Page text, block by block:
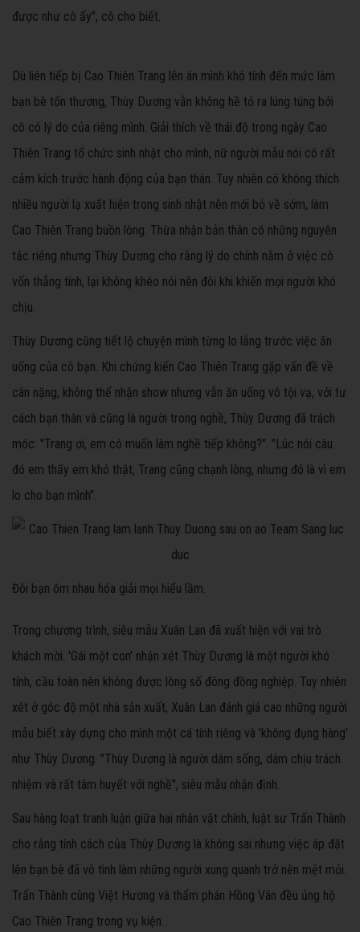
được như cô ấy", cô cho biết.
Dù liên tiếp bị Cao Thiên Trang lên án mình khó tính đến mức làm
bạn bè tổn thương, Thùy Dương vẫn không hề tỏ ra lúng túng bởi
cô có lý do của riêng mình. Giải thích về thái độ trong ngày Cao
Thiên Trang tổ chức sinh nhật cho mình, nữ người mẫu nói cô rất
cảm kích trước hành động của bạn thân. Tuy nhiên cô không thích
nhiều người lạ xuất hiện trong sinh nhật nên mới bỏ về sớm, làm
Cao Thiên Trang buồn lòng. Thừa nhận bản thân có những nguyên
tắc riêng nhưng Thùy Dương cho rằng lý do chính nằm ở việc cô
vốn thẳng tính, lại không khéo nói nên đôi khi khiến mọi người khó
chịu.
Thùy Dương cũng tiết lộ chuyện mình từng lo lắng trước việc ăn
uống của cô bạn. Khi chứng kiến Cao Thiên Trang gặp vấn đề về
cân nặng, không thể nhận show nhưng vẫn ăn uống vô tội vạ, với tư
cách bạn thân và cũng là người trong nghề, Thùy Dương đã trách
móc: "Trang ơi, em có muốn làm nghề tiếp không?". "Lúc nói câu
đó em thấy em khó thật, Trang cũng chạnh lòng, nhưng đó là vì em
lo cho bạn mình".
Đôi bạn ôm nhau hóa giải mọi hiểu lầm.
Trong chương trình, siêu mẫu Xuân Lan đã xuất hiện với vai trò
khách mời. 'Gái một con' nhận xét Thùy Dương là một người khó
tính, cầu toàn nên không được lòng số đông đồng nghiệp. Tuy nhiên
xét ở góc độ một nhà sản xuất, Xuân Lan đánh giá cao những người
mẫu biết xây dựng cho mình một cá tính riêng và 'không đụng hàng'
như Thùy Dương. "Thùy Dương là người dám sống, dám chịu trách
nhiệm và rất tâm huyết với nghề", siêu mẫu nhận định.
Sau hàng loạt tranh luận giữa hai nhân vật chính, luật sư Trấn Thành
cho rằng tính cách của Thùy Dương là không sai nhưng việc áp đặt
lên bạn bè đã vô tình làm những người xung quanh trở nên mệt mỏi.
Trấn Thành cùng Việt Hương và thẩm phán Hồng Vân đều ủng hộ
Cao Thiên Trang trong vụ kiện.